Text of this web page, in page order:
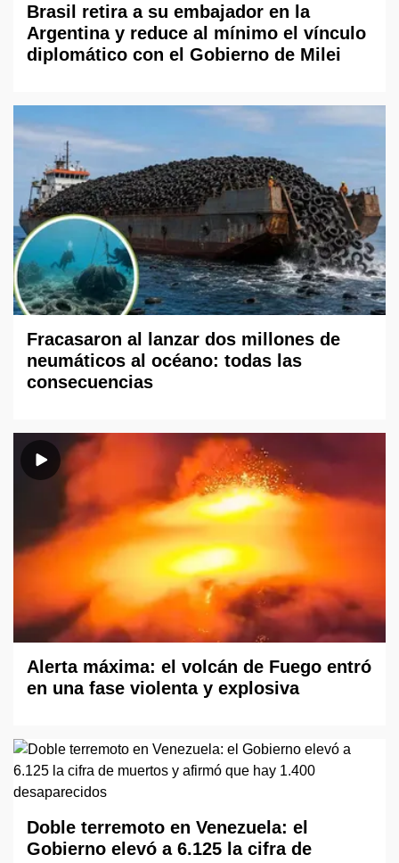
Brasil retira a su embajador en la
Argentina y reduce al mínimo el vínculo
diplomático con el Gobierno de Milei
Fracasaron al lanzar dos millones de
neumáticos al océano: todas las
consecuencias
Alerta máxima: el volcán de Fuego entró
en una fase violenta y explosiva
Doble terremoto en Venezuela: el
Gobierno elevó a 6.125 la cifra de